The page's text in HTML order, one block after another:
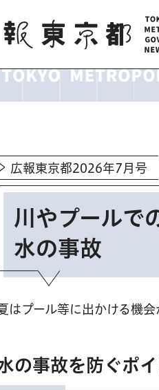
京都
広報東京都2026年7月号
川やプールで
水の事故
はプール等に出かける機
の事故を防ぐポ